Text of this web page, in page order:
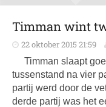
Timman wint
22 oktober 2015 21:59
Timman slaapt
tussenstand na vier
partij werd door de
derde partij was het